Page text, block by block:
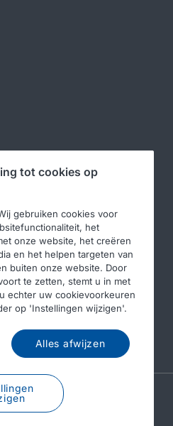
Privacy statement
DAF en cookies
Tax Report
tot cookies op
gebruiken cookies voor
het
onze website, het creëren
en het helpen targeten van
buiten onze website. Door
te zetten, stemt u in met
echter uw cookievoorkeuren
op 'Instellingen wijzigen'.
Alles afwijzen